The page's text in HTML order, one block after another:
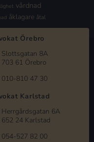
vårdnad
åklagare åtal
Örebro
Slottsgatan 8A
703 61 Örebro
010-810 47 30
Karlstad
Herrgårdsgatan 6A
652 24 Karlstad
054-527 82 00